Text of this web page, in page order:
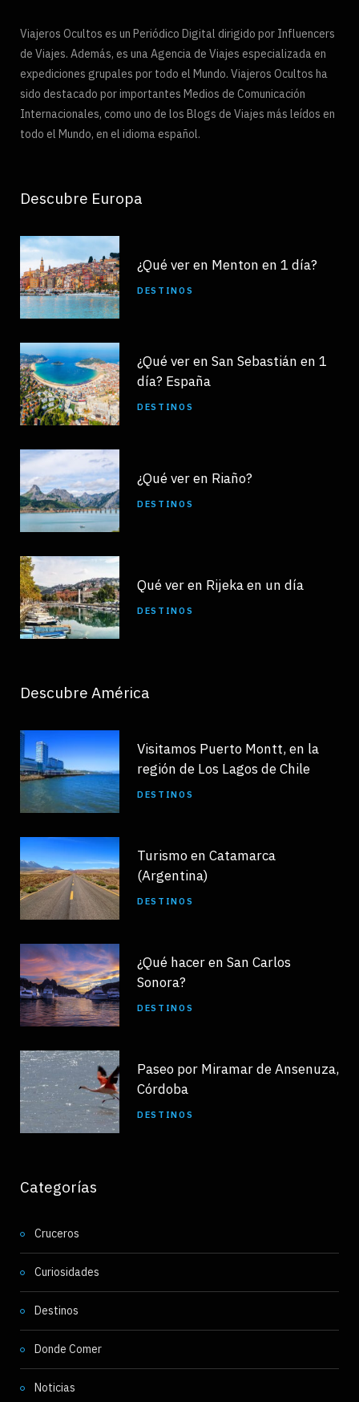
Viajeros Ocultos es un Periódico Digital dirigido por Influencers
de Viajes. Además, es una Agencia de Viajes especializada en
expediciones grupales por todo el Mundo. Viajeros Ocultos ha
sido destacado por importantes Medios de Comunicación
Internacionales, como uno de los Blogs de Viajes más leídos en
todo el Mundo, en el idioma español.
Descubre Europa
¿Qué ver en Menton en 1 día?
DESTINOS
¿Qué ver en San Sebastián en 1
día? España
DESTINOS
¿Qué ver en Riaño?
DESTINOS
Qué ver en Rijeka en un día
DESTINOS
Descubre América
Visitamos Puerto Montt, en la
región de Los Lagos de Chile
DESTINOS
Turismo en Catamarca
(Argentina)
DESTINOS
¿Qué hacer en San Carlos
Sonora?
DESTINOS
Paseo por Miramar de Ansenuza,
Córdoba
DESTINOS
Categorías
Cruceros
Curiosidades
Destinos
Donde Comer
Noticias